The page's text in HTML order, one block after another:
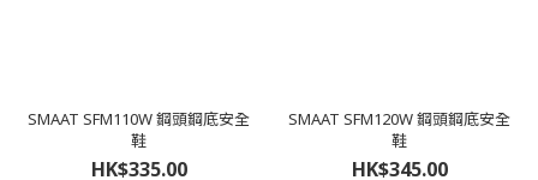
SMAAT SFM110W 鋼頭鋼底安全
鞋
HK$335.00
SMAAT SFM120W 鋼頭鋼底安全
鞋
HK$345.00